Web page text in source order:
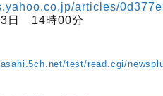
articles/
日 14時00分
test/read.cgi/